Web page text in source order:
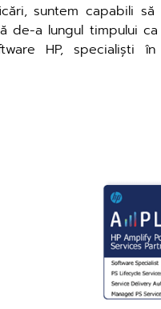
suntem capabili să
de-a lungul timpului
HP, specialiști